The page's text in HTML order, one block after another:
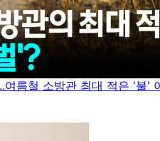
여름철 소방관 최대 적은 '불'